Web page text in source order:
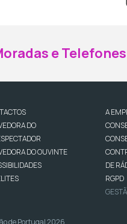
e Telefones
DO
DO OUVINTE
A
DE
RGPD
de Portugal 2026